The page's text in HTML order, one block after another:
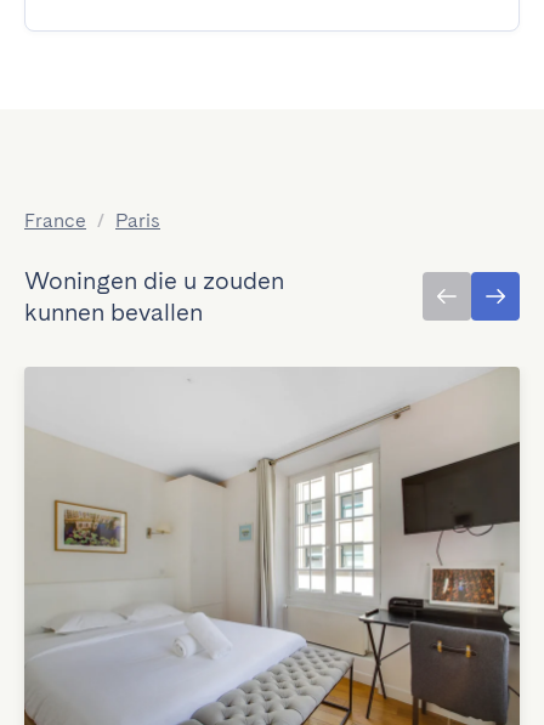
France / Paris
Woningen die u zouden
kunnen bevallen